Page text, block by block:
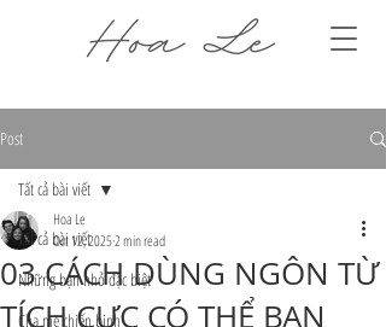
Post
Tất cả bài viết
Những bạn nhỏ đặc biệt
Cha mẹ chiến binh
Tất cả bài viết
03 CÁCH DÙNG NGÔN TỪ
TÍCH CỰC CÓ THỂ BẠN
Hoa Le
Oct 12, 20252 min read